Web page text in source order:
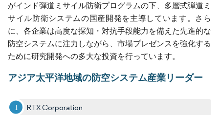
がインド弾道ミサイル防衛プログラムの下、多層式弾道ミ
サイル防衛システムの国産開発を主導しています。さら
に、各企業は高度な探知・対抗手段能力を備えた先進的な
防空システムに注力しながら、市場プレゼンスを強化する
ために研究開発への多大な投資を行っています。
アジア太平洋地域の防空システム産業リーダー
RTX Corporation